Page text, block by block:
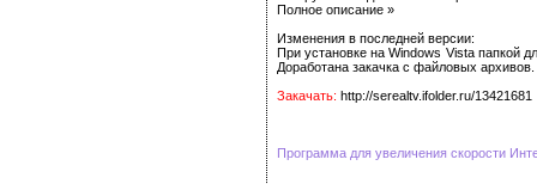
Полное описание »
Изменения в последней версии:
При установке на Windows Vista папкой
Доработана закачка с файловых
Закачать: http://serealtv.ifolder.ru/13421681
Программа для увеличения скорости